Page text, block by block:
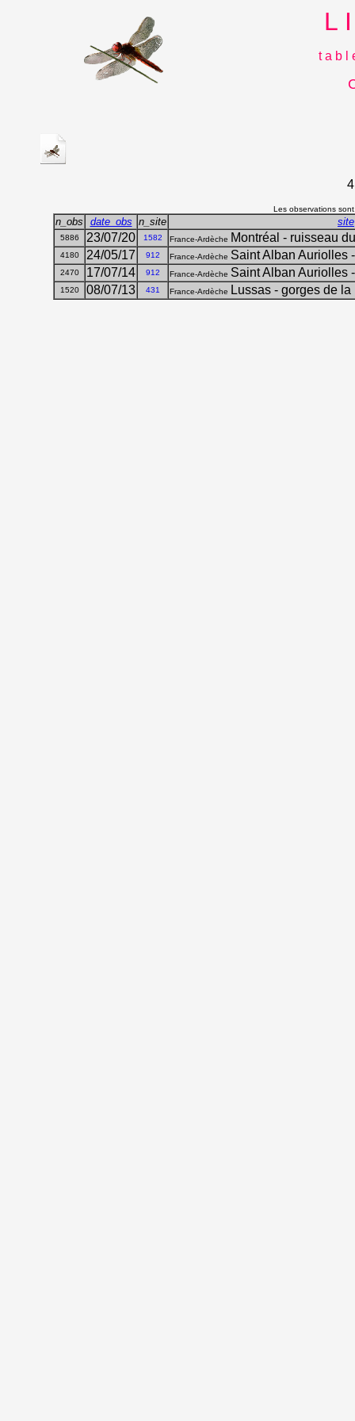
L
t a b l
Les observations
n_obs date_obs n_site site
5886 23/07/20 1582 France-Ardèche Montréal - ruisseau
4180 24/05/17 912 France-Ardèche Saint Alban Auriolles
2470 17/07/14 912 France-Ardèche Saint Alban Auriolles
1520 08/07/13 431 France-Ardèche Lussas - gorges de la